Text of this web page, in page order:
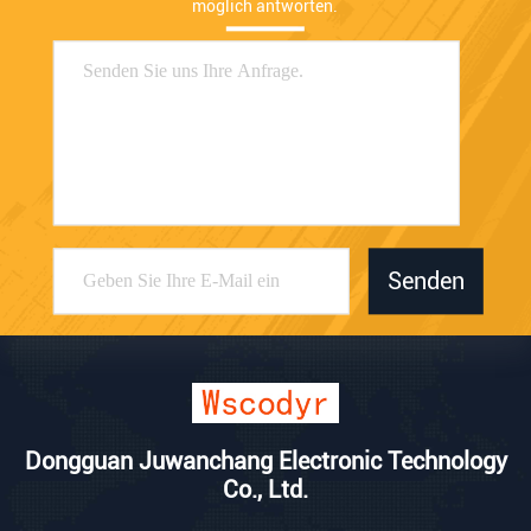
möglich antworten.
Senden
Dongguan Juwanchang Electronic Technology
Co., Ltd.